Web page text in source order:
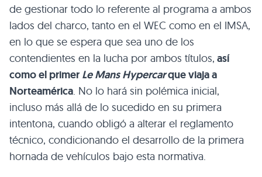
de gestionar todo lo referente al programa a ambos
lados del charco, tanto en el WEC como en el IMSA,
en lo que se espera que sea uno de los
contendientes en la lucha por ambos títulos, así
como el primer Le Mans Hypercarque viaja a
Norteamérica. No lo hará sin polémica inicial,
incluso más allá de lo sucedido en su primera
intentona, cuando obligó a alterar el reglamento
técnico, condicionando el desarrollo de la primera
hornada de vehículos bajo esta normativa.